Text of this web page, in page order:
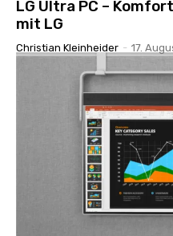
LG Ultra PC –
mit LG
Christian Kleinheider - 17.